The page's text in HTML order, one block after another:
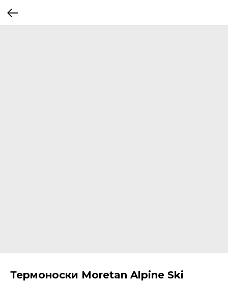
Термоноски Moretan Alpine Ski